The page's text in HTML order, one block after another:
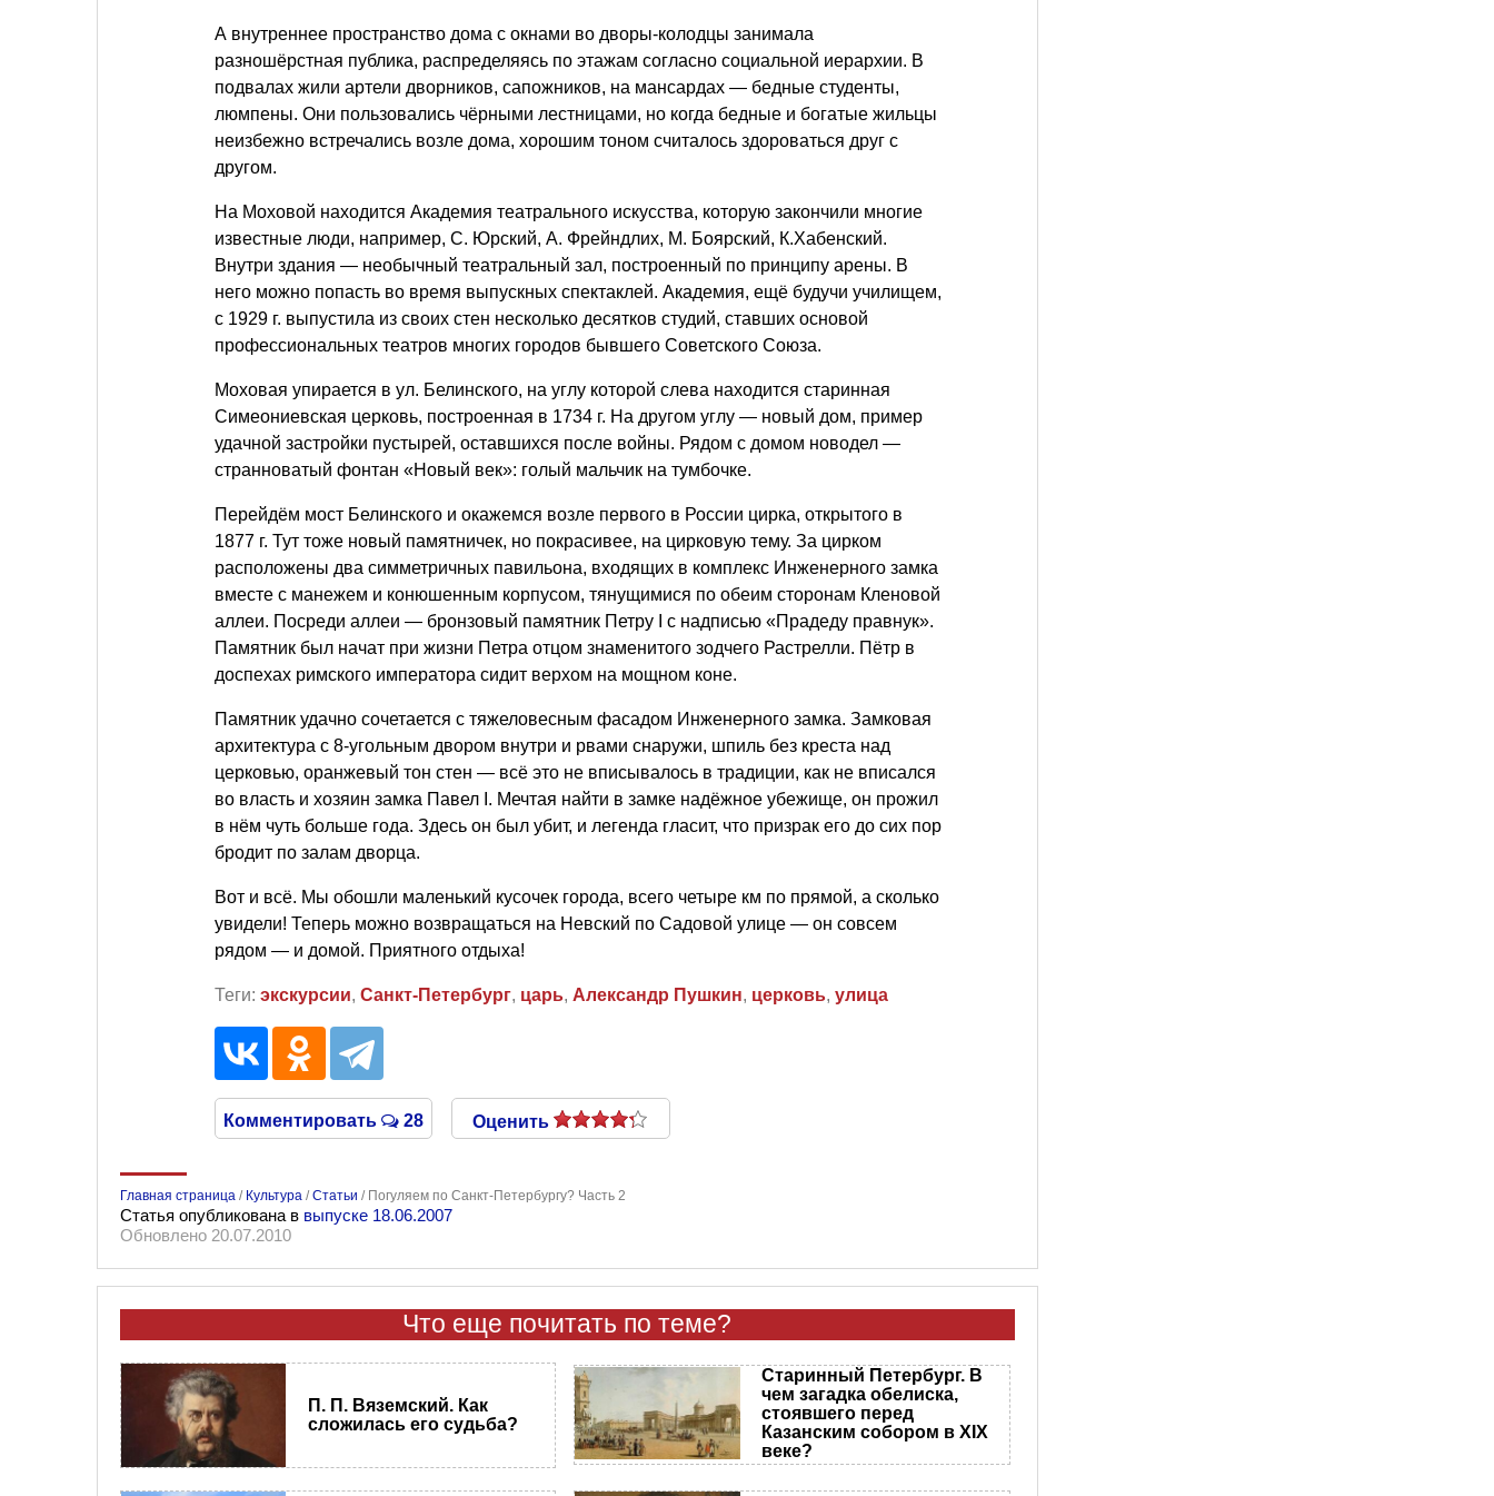
А внутреннее пространство дома с окнами во дворы-колодцы занимала
разношёрстная публика, распределяясь по этажам согласно социальной иерархии. В
подвалах жили артели дворников, сапожников, на мансардах — бедные студенты,
люмпены. Они пользовались чёрными лестницами, но когда бедные и богатые жильцы
неизбежно встречались возле дома, хорошим тоном считалось здороваться друг с
другом.
На Моховой находится Академия театрального искусства, которую закончили многие
известные люди, например, С. Юрский, А. Фрейндлих, М. Боярский, К.Хабенский.
Внутри здания — необычный театральный зал, построенный по принципу арены. В
него можно попасть во время выпускных спектаклей. Академия, ещё будучи училищем,
с 1929 г. выпустила из своих стен несколько десятков студий, ставших основой
профессиональных театров многих городов бывшего Советского Союза.
Моховая упирается в ул. Белинского, на углу которой слева находится старинная
Симеониевская церковь, построенная в 1734 г. На другом углу — новый дом, пример
удачной застройки пустырей, оставшихся после войны. Рядом с домом новодел —
странноватый фонтан «Новый век»: голый мальчик на тумбочке.
Перейдём мост Белинского и окажемся возле первого в России цирка, открытого в
1877 г. Тут тоже новый памятничек, но покрасивее, на цирковую тему. За цирком
расположены два симметричных павильона, входящих в комплекс Инженерного замка
вместе с манежем и конюшенным корпусом, тянущимися по обеим сторонам Кленовой
аллеи. Посреди аллеи — бронзовый памятник Петру I с надписью «Прадеду правнук».
Памятник был начат при жизни Петра отцом знаменитого зодчего Растрелли. Пётр в
доспехах римского императора сидит верхом на мощном коне.
Памятник удачно сочетается с тяжеловесным фасадом Инженерного замка. Замковая
архитектура с 8-угольным двором внутри и рвами снаружи, шпиль без креста над
церковью, оранжевый тон стен — всё это не вписывалось в традиции, как не вписался
во власть и хозяин замка Павел I. Мечтая найти в замке надёжное убежище, он прожил
в нём чуть больше года. Здесь он был убит, и легенда гласит, что призрак его до сих пор
бродит по залам дворца.
Вот и всё. Мы обошли маленький кусочек города, всего четыре км по прямой, а сколько
увидели! Теперь можно возвращаться на Невский по Садовой улице — он совсем
рядом — и домой. Приятного отдыха!
Теги: экскурсии, Санкт-Петербург, царь, Александр Пушкин, церковь, улица
Комментировать 28 Оценить
Главная страница / Культура /Статьи / Погуляем по Санкт-Петербургу? Часть 2
Статья опубликована в выпуске 18.06.2007
Обновлено 20.07.2010
Что еще почитать по теме?
П. П. Вяземский. Как
сложилась его судьба?
Старинный Петербург. В
чем загадка обелиска,
стоявшего перед
Казанским собором в XIX
веке?